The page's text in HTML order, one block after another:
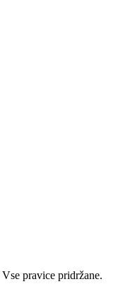
pravice pridržane.